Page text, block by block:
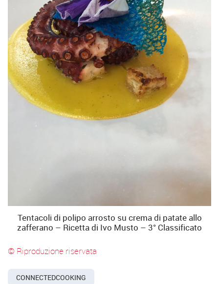
Tentacoli di polipo arrosto su crema di patate allo
zafferano – Ricetta di Ivo Musto – 3° Classificato
© Riproduzione riservata
CONNECTEDCOOKING